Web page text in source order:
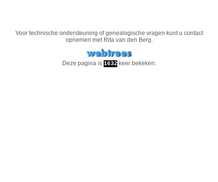
Voor technische ondersteuning of genealogische vragen kunt u contact
opnemen met Rita van den Berg.
Deze pagina is 1632keer bekeken.